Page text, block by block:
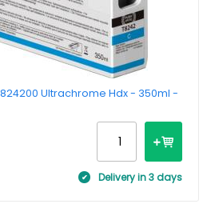
Ultrachrome Hdx - 350ml -
Delivery in 3 days